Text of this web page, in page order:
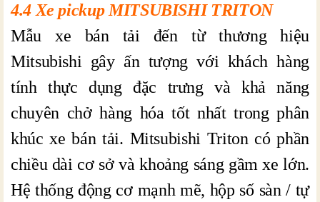
4.4 Xe pickup MITSUBISHI TRITON
Mẫu xe bán tải đến từ thương hiệu
Mitsubishi gây ấn tượng với khách hàng
tính thực dụng đặc trưng và khả năng
chuyên chở hàng hóa tốt nhất trong phân
khúc xe bán tải. Mitsubishi Triton có phần
chiều dài cơ sở và khoảng sáng gầm xe lớn.
Hệ thống động cơ mạnh mẽ, hộp số sàn / tự